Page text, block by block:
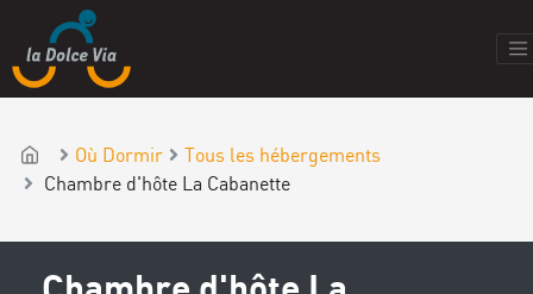
Où Dormir
Tous les hébergements
Chambre d'hôte La Cabanette